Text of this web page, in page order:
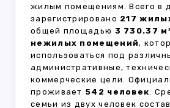
жилым помещениям. Всего в
зарегистрировано 217
общей площадью 3 730.37 м²
нежилых помещений,
использоваться под
административные,
коммерческие цели.
проживает 542 человек.
семьи из двух человек